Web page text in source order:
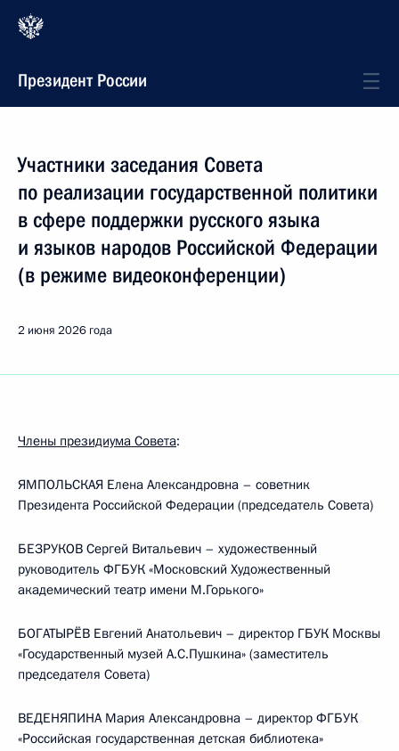
Президент России
Участники заседания Совета
по реализации государственной политики
в сфере поддержки русского языка
и языков народов Российской Федерации
(в режиме видеоконференции)
2 июня 2026 года
Члены президиума Совета:
ЯМПОЛЬСКАЯ Елена Александровна – советник
Президента Российской Федерации (председатель Совета)
БЕЗРУКОВ Сергей Витальевич – художественный
руководитель ФГБУК «Московский Художественный
академический театр имени М.Горького»
БОГАТЫРЁВ Евгений Анатольевич – директор ГБУК Москвы
«Государственный музей А.С.Пушкина» (заместитель
председателя Совета)
ВЕДЕНЯПИНА Мария Александровна – директор ФГБУК
«Российская государственная детская библиотека»